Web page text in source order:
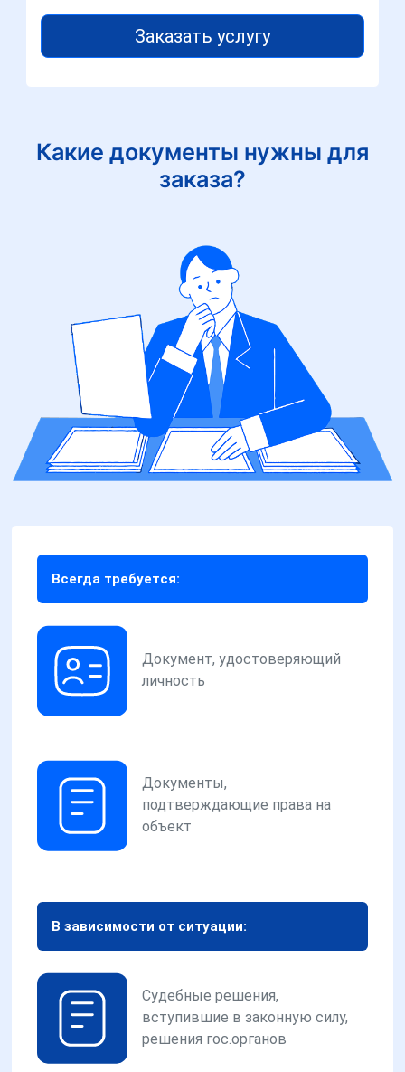
Заказать услугу
Какие документы нужны для
заказа?
Всегда требуется:
Документ, удостоверяющий
личность
Документы,
подтверждающие права на
объект
В зависимости от ситуации:
Судебные решения,
вступившие в законную силу,
решения гос.органов